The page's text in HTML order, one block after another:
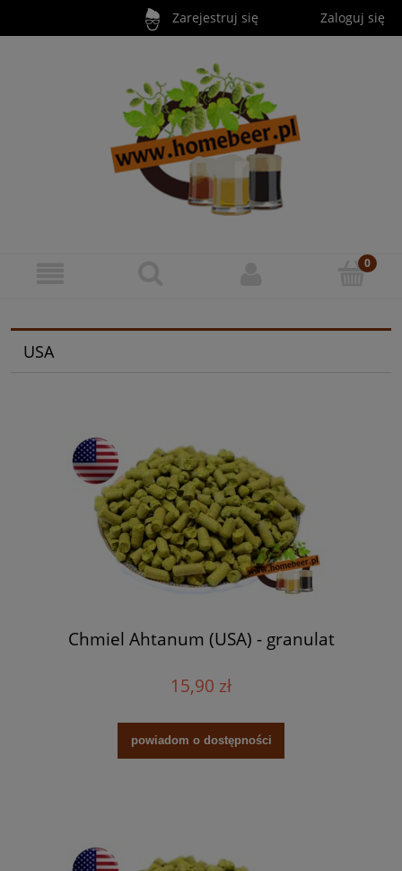
Zarejestruj się Zaloguj się
USA
Chmiel Ahtanum (USA) - granulat
15,90 zł
powiadom o dostępności